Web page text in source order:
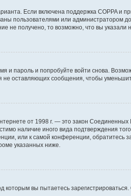
Если включена поддержка COPPA и
пользователями или администратором
получено, то возможно, что вы
и пароль и попробуйте войти снова.
оставляющих сообщения, чтобы
от 1998 г. — это закон
наличие иного вида подтверждения
или к самой конференции,
указанных ниже.
вы пытаетесь